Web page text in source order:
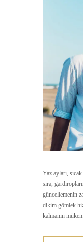
Yaz ayları,
sıra,
güncellemenin
dikim gömlek
kalmanın